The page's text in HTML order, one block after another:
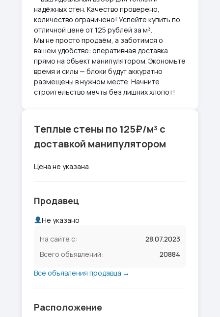
надёжных стен. Качество проверено,
количество ограничено! Успейте купить по
отличной цене от 125 рублей за м³.
Мы не просто продаём, а заботимся о
вашем удобстве: оперативная доставка
прямо на объект манипулятором. Экономьте
время и силы — блоки будут аккуратно
размещены в нужном месте. Начните
строительство мечты без лишних хлопот!
Теплые стены по 125₽/м³ с
доставкой манипулятором
Цена не указана
Продавец
Не указано
На сайте с:
28.07.2023
Всего объявлений:
20884
Все объявления продавца →
Расположение